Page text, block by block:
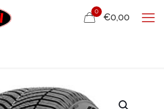
0
€0,00